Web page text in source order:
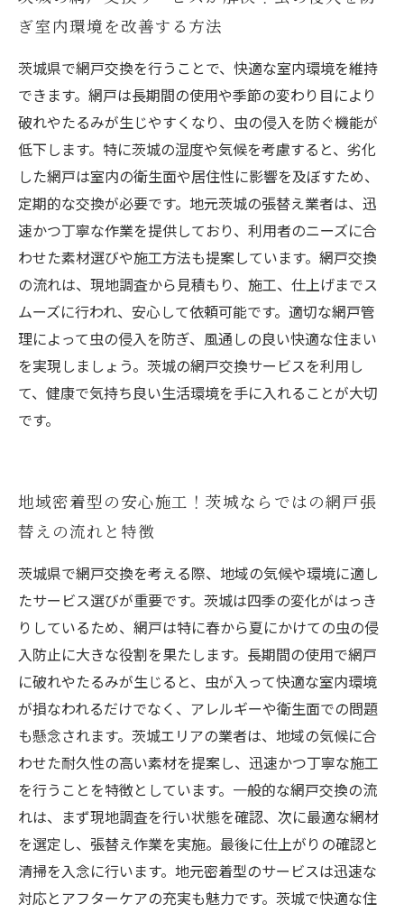
ぎ室内環境を改善する方法
茨城県で網戸交換を行うことで、快適な室内環境を維持
できます。網戸は長期間の使用や季節の変わり目により
破れやたるみが生じやすくなり、虫の侵入を防ぐ機能が
低下します。特に茨城の湿度や気候を考慮すると、劣化
した網戸は室内の衛生面や居住性に影響を及ぼすため、
定期的な交換が必要です。地元茨城の張替え業者は、迅
速かつ丁寧な作業を提供しており、利用者のニーズに合
わせた素材選びや施工方法も提案しています。網戸交換
の流れは、現地調査から見積もり、施工、仕上げまでス
ムーズに行われ、安心して依頼可能です。適切な網戸管
理によって虫の侵入を防ぎ、風通しの良い快適な住まい
を実現しましょう。茨城の網戸交換サービスを利用し
て、健康で気持ち良い生活環境を手に入れることが大切
です。
地域密着型の安心施工！茨城ならではの網戸張
替えの流れと特徴
茨城県で網戸交換を考える際、地域の気候や環境に適し
たサービス選びが重要です。茨城は四季の変化がはっき
りしているため、網戸は特に春から夏にかけての虫の侵
入防止に大きな役割を果たします。長期間の使用で網戸
に破れやたるみが生じると、虫が入って快適な室内環境
が損なわれるだけでなく、アレルギーや衛生面での問題
も懸念されます。茨城エリアの業者は、地域の気候に合
わせた耐久性の高い素材を提案し、迅速かつ丁寧な施工
を行うことを特徴としています。一般的な網戸交換の流
れは、まず現地調査を行い状態を確認、次に最適な網材
を選定し、張替え作業を実施。最後に仕上がりの確認と
清掃を入念に行います。地元密着型のサービスは迅速な
対応とアフターケアの充実も魅力です。茨城で快適な住